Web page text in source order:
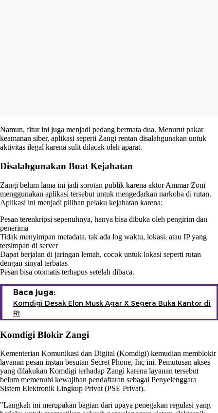
Namun, fitur ini juga menjadi pedang bermata dua. Menurut pakar
keamanan siber, aplikasi seperti Zangi rentan disalahgunakan untuk
aktivitas ilegal karena sulit dilacak oleh aparat.
Disalahgunakan Buat Kejahatan
Zangi belum lama ini jadi sorotan publik karena aktor Ammar Zoni
menggunakan aplikasi tersebut untuk mengedarkan narkoba di rutan.
Aplikasi ini menjadi pilihan pelaku kejahatan karena:
Pesan terenkripsi sepenuhnya, hanya bisa dibuka oleh pengirim dan
penerima
Tidak menyimpan metadata, tak ada log waktu, lokasi, atau IP yang
tersimpan di server
Dapat berjalan di jaringan lemah, cocok untuk lokasi seperti rutan
dengan sinyal terbatas
Pesan bisa otomatis terhapus setelah dibaca.
Baca juga:
Komdigi Desak Elon Musk Agar X Segera Buka Kantor di
RI
Komdigi Blokir Zangi
Kementerian Komunikasi dan Digital (Komdigi) kemudian memblokir
layanan pesan instan besutan Secret Phone, Inc ini. Pemutusan akses
yang dilakukan Komdigi terhadap Zangi karena layanan tersebut
belum memenuhi kewajiban pendaftaran sebagai Penyelenggara
Sistem Elektronik Lingkup Privat (PSE Privat).
"Langkah ini merupakan bagian dari upaya penegakan regulasi yang